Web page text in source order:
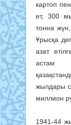
картоп
ет, 300
тонна
Ұрысқа
азат
астам
жылдары
миллион
1941-44